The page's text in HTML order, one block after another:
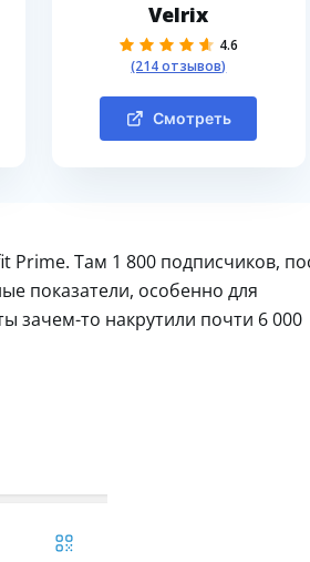
Velrix
4.6
(214 отзывов)
Смотреть
Там 1 800 подписчиков,
показатели, особенно для
зачем-то накрутили почти 6 000